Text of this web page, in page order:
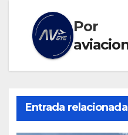
Por
Entrada relacionada